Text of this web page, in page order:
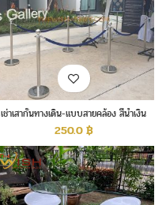
เช่าเสากั้นทางเดิน-แบบสายคล้อง สีน้ำเงิน
250.0฿